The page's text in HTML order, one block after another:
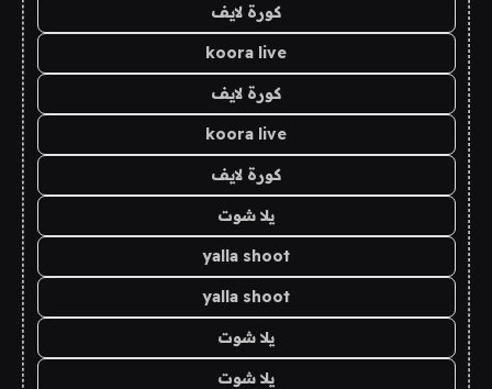
كورة لايف
koora live
كورة لايف
koora live
كورة لايف
يلا شوت
yalla shoot
yalla shoot
يلا شوت
يلا شوت